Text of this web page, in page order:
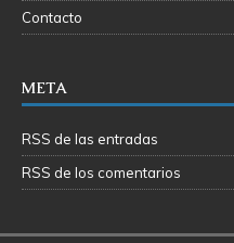
Contacto
META
RSS de las entradas
RSS de los comentarios